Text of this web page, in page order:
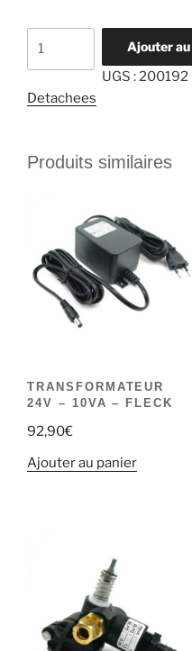
ENTRAINE
-
Ajouter
UGS : 200192
Detachees
Produits similaires
TRANSFORMATEUR
24V – 10VA – FLECK
92,90€
Ajouter au panier